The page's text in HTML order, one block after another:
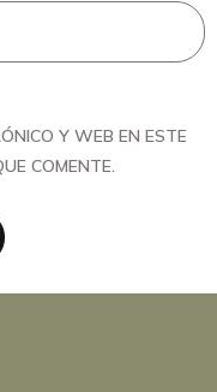
Y WEB EN ESTE
COMENTE.